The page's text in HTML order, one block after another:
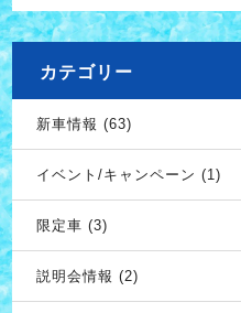
カテゴリー
新車情報 (63)
イベント/キャンペーン (1)
限定車 (3)
説明会情報 (2)